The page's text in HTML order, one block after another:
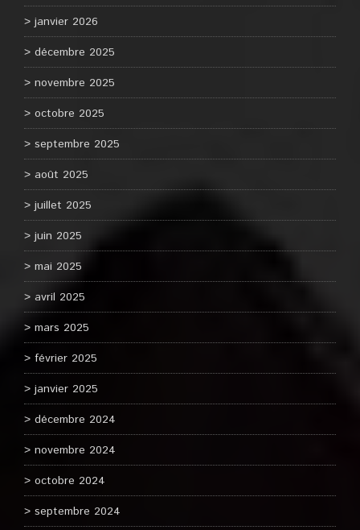
janvier 2026
décembre 2025
novembre 2025
octobre 2025
septembre 2025
août 2025
juillet 2025
juin 2025
mai 2025
avril 2025
mars 2025
février 2025
janvier 2025
décembre 2024
novembre 2024
octobre 2024
septembre 2024